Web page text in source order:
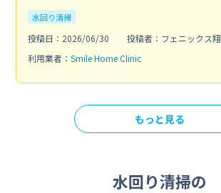
水回り清掃
投稿日：2026/06/30
投稿者：フェニックス翔
利用業者： Smile Home Clinic
もっと見る
水回り清掃の